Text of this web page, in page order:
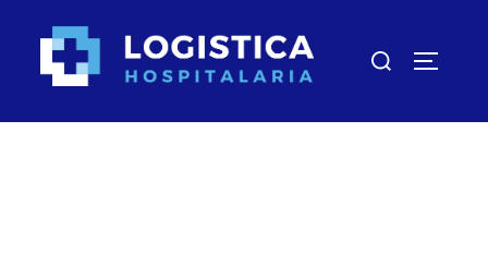
contenido
Buscar: